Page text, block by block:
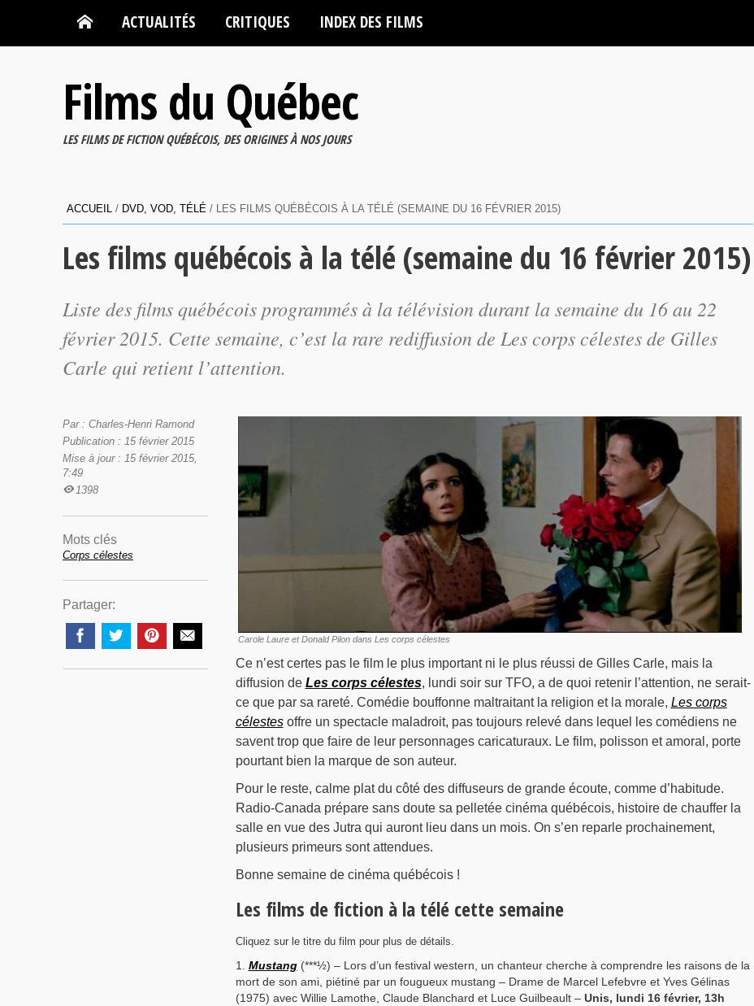
ACTUALITÉS CRITIQUES INDEX DES FILMS
Films du Québec
LES FILMS DE FICTION QUÉBÉCOIS, DES ORIGINES À NOS JOURS
ACCUEIL / DVD, VOD, TÉLÉ / LES FILMS QUÉBÉCOIS À LA TÉLÉ (SEMAINE DU 16 FÉVRIER 2015)
Les films québécois à la télé (semaine du 16 février 2015)
Liste des films québécois programmés à la télévision durant la semaine du 16 au 22
février 2015. Cette semaine, c’est la rare rediffusion de Les corps célestesde Gilles
Carle qui retient l’attention.
Carole Laure et Donald Pilon dans Les corps célestes
Ce n’est certes pas le film le plus important ni le plus réussi de Gilles Carle, mais la
diffusion de Les corps célestes, lundi soir sur TFO, a de quoi retenir l’attention, ne serait-
ce que par sa rareté. Comédie bouffonne maltraitant la religion et la morale, Les corps
célestesoffre un spectacle maladroit, pas toujours relevé dans lequel les comédiens ne
savent trop que faire de leur personnages caricaturaux. Le film, polisson et amoral, porte
pourtant bien la marque de son auteur.
Pour le reste, calme plat du côté des diffuseurs de grande écoute, comme d’habitude.
Radio-Canada prépare sans doute sa pelletée cinéma québécois, histoire de chauffer la
salle en vue des Jutra qui auront lieu dans un mois. On s’en reparle prochainement,
plusieurs primeurs sont attendues.
Bonne semaine de cinéma québécois !
Les films de fiction à la télé cette semaine
Cliquez sur le titre du film pour plus de détails.
Mustang(***½) – Lors d’un festival western, un chanteur cherche à comprendre les raisons de la
mort de son ami, piétiné par un fougueux mustang – Drame de Marcel Lefebvre et Yves Gélinas
(1975) avec Willie Lamothe, Claude Blanchard et Luce Guilbeault – Unis, lundi 16 février, 13h
Par : Charles-Henri Ramond
Publication : 15 février 2015
Mise à jour : 15 février 2015,
7:49
1398
Mots clés
Corps célestes
Partager: